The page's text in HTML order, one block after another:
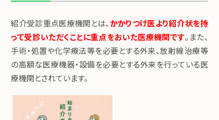
紹介受診重点医療機関とは、 かかりつけ医より紹介状を持
って受診いただくことに重点をおいた医療機関です。また、
手術・処置や化学療法等を必要とする外来、放射線治療等
の高額な医療機器・設備を必要とする外来を行っている医
療機関とされています。